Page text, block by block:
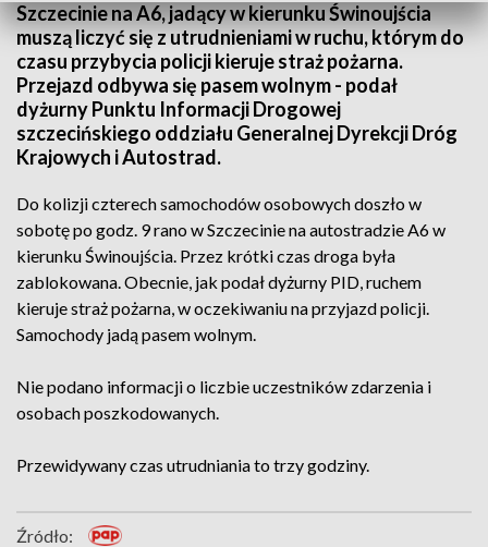
Szczecinie na A6, jadący w kierunku Świnoujścia
muszą liczyć się z utrudnieniami w ruchu, którym do
czasu przybycia policji kieruje straż pożarna.
Przejazd odbywa się pasem wolnym - podał
dyżurny Punktu Informacji Drogowej
szczecińskiego oddziału Generalnej Dyrekcji Dróg
Krajowych i Autostrad.
Do kolizji czterech samochodów osobowych doszło w
sobotę po godz. 9 rano w Szczecinie na autostradzie A6 w
kierunku Świnoujścia. Przez krótki czas droga była
zablokowana. Obecnie, jak podał dyżurny PID, ruchem
kieruje straż pożarna, w oczekiwaniu na przyjazd policji.
Samochody jadą pasem wolnym.
Nie podano informacji o liczbie uczestników zdarzenia i
osobach poszkodowanych.
Przewidywany czas utrudniania to trzy godziny.
Źródło: